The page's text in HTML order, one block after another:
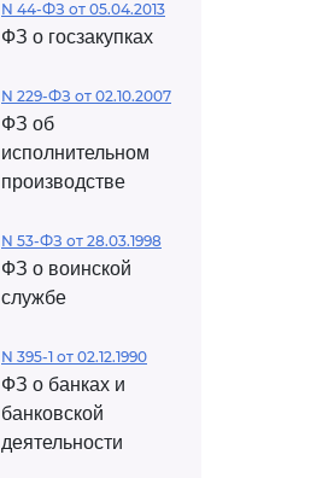
N 44-ФЗ от 05.04.2013
ФЗ о госзакупках
N 229-ФЗ от 02.10.2007
ФЗ об
исполнительном
производстве
N 53-ФЗ от 28.03.1998
ФЗ о воинской
службе
N 395-1 от 02.12.1990
ФЗ о банках и
банковской
деятельности